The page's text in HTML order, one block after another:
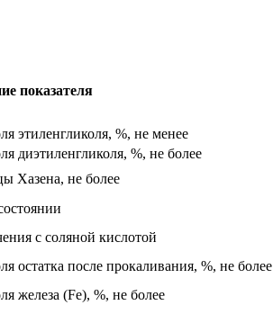
показателя
этиленгликоля, %, не менее
диэтиленгликоля, %, не более
Хазена, не более
с соляной кислотой
остатка после прокаливания, %, не более
железа (Fe), %, не более